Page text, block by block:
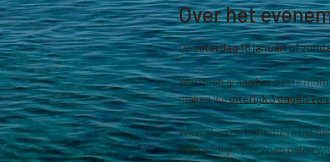
Over het
Op zaterdag 18 januari of
We willen graag het beste
maken we uiterlijk 3 dagen
We maken de definitieve tijd
aankondigingengroep delen